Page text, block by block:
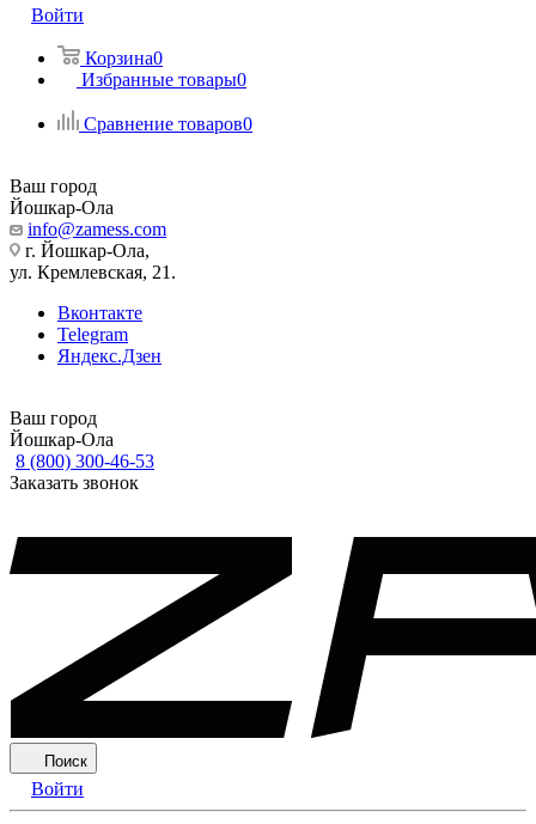
Войти
Корзина0
Избранные товары0
Сравнение товаров0
Ваш город
Йошкар-Ола
info@zamess.com
г. Йошкар-Ола,
ул. Кремлевская, 21.
Вконтакте
Telegram
Яндекс.Дзен
Ваш город
Йошкар-Ола
8 (800) 300-46-53
Заказать звонок
Поиск
Войти